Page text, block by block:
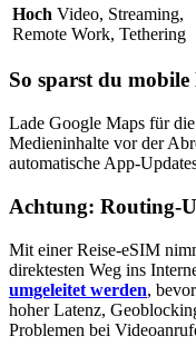
Hoch Video, Streaming,
Remote Work, Tethering
So sparst du mobile
Lade Google Maps für
Medieninhalte vor der
automatische App-
Achtung: Routing-
Mit einer Reise-eSIM
direktesten Weg ins
umgeleitet werden,
hoher Latenz,
Problemen bei